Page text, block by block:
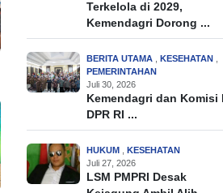
Terkelola di 2029,
Kemendagri Dorong ...
BERITA UTAMA , KESEHATAN ,
PEMERINTAHAN
Juli 30, 2026
Kemendagri dan Komisi II
DPR RI ...
HUKUM , KESEHATAN
Juli 27, 2026
LSM PMPRI Desak